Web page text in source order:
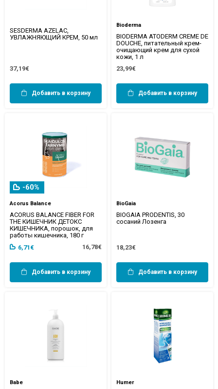
SESDERMA AZELAC,
УВЛАЖНЯЮЩИЙ КРЕМ, 50 мл
37,19€
Добавить в корзину
Bioderma
BIODERMA ATODERM CREME DE
DOUCHE, питательный крем-
очищающий крем для сухой
кожи, 1 л
23,99€
Добавить в корзину
-60%
Acorus Balance
ACORUS BALANCE FIBER FOR
THE КИШЕЧНИК ДЕТОКС
КИШЕЧНИКА, порошок, для
работы кишечника, 180 г
6,71€
16,78€
Добавить в корзину
BioGaia
BIOGAIA PRODENTIS, 30
сосаний Лозенга
18,23€
Добавить в корзину
Babe Humer